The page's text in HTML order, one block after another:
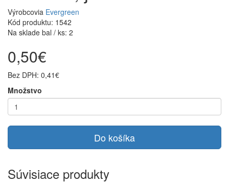
Výrobcovia Evergreen
Kód produktu: 1542
Na sklade bal / ks: 2
0,50€
Bez DPH: 0,41€
Množstvo
Do košíka
Súvisiace produkty